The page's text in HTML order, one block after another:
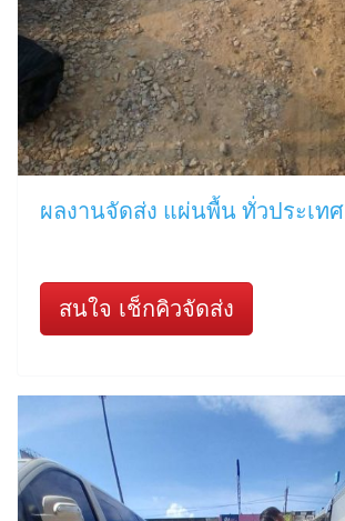
ผลงานจัดส่ง แผ่นพื้น ทั่วประเทศ
สนใจ เช็กคิวจัดส่ง